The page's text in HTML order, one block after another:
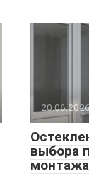
выбора
монтажа